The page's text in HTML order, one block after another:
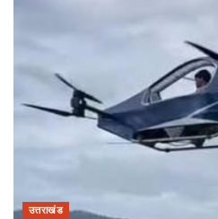
उत्तराखंड